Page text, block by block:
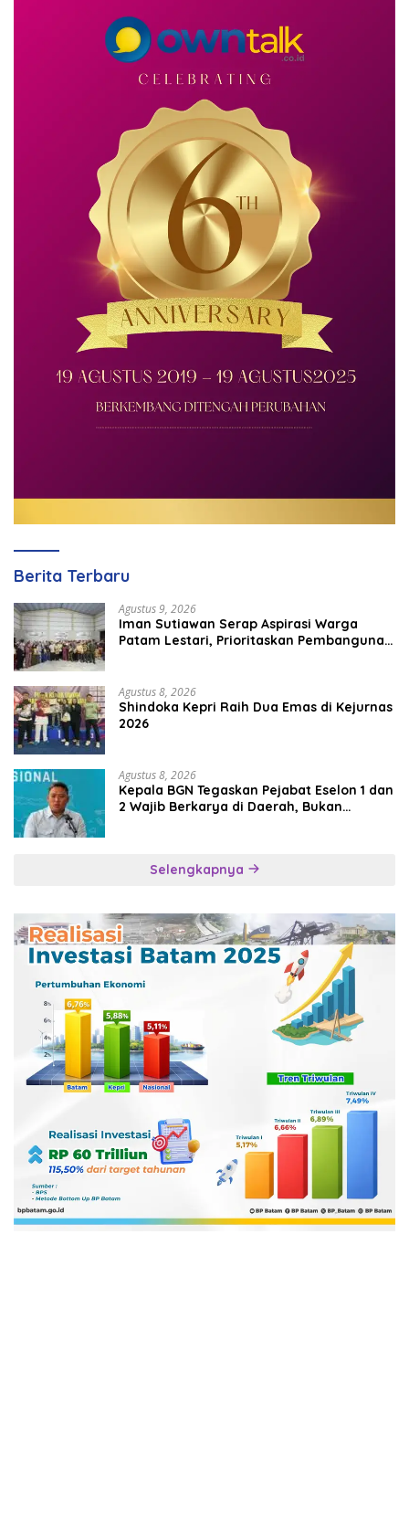
Berita Terbaru
Agustus 9, 2026
Iman Sutiawan Serap Aspirasi Warga
Patam Lestari, Prioritaskan Pembangunan
Agustus 8, 2026
Shindoka Kepri Raih Dua Emas di Kejurnas
2026
Agustus 8, 2026
Kepala BGN Tegaskan Pejabat Eselon 1 dan
2 Wajib Berkarya di Daerah, Bukan
Selengkapnya